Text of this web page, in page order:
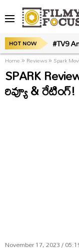
HOT NOW #TV9
Home» Reviews» Spark
SPARK
రివ్యూ & రేటింగ్!
November 17, 2023 /